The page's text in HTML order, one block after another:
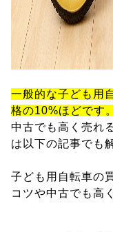
一般的な子ども用
格の10%ほどです。
中古でも高く売れ
は以下の記事でも
子ども用自転車の
コツや中古でも高